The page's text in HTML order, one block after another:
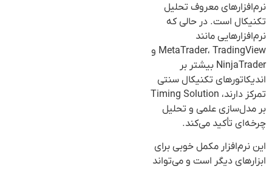
نرم‌افزارهای معروف تحلیل
تکنیکال است. در حالی که
نرم‌افزارهایی مانند
MetaTrader، TradingView و
NinjaTrader بیشتر بر
اندیکاتورهای تکنیکال سنتی
تمرکز دارند، Timing Solution
بر مدل‌سازی علمی و تحلیل
چرخه‌ای تأکید می‌کند.
این نرم‌افزار مکمل خوبی برای
ابزارهای دیگر است و می‌تواند